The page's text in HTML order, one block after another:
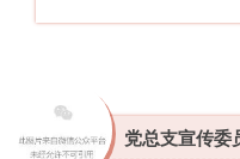
党总支宣传委